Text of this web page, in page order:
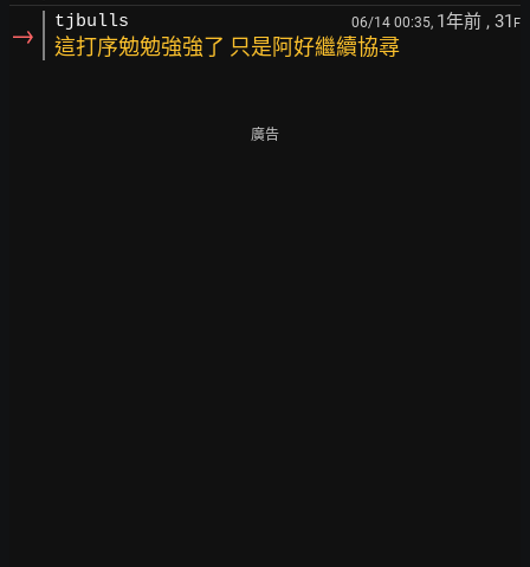
→ tjbulls 06/14 00:35, 1年前 , 31 F
這打序勉勉強強了 只是阿好繼續協尋
廣告